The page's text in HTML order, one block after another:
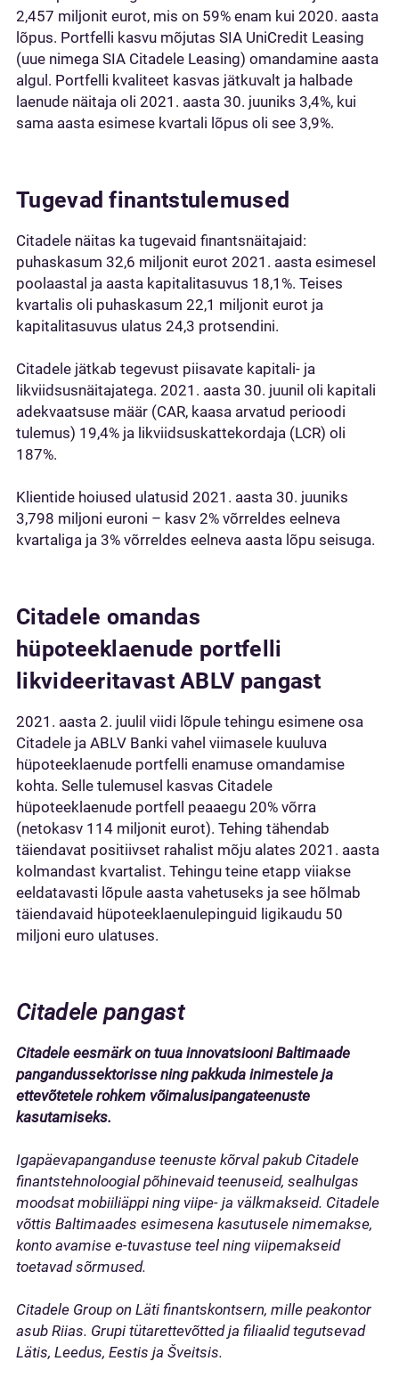
2,457 miljonit eurot, mis on 59% enam kui 2020. aasta
lõpus. Portfelli kasvu mõjutas SIA UniCredit Leasing
(uue nimega SIA Citadele Leasing) omandamine aasta
algul. Portfelli kvaliteet kasvas jätkuvalt ja halbade
laenude näitaja oli 2021. aasta 30. juuniks 3,4%, kui
sama aasta esimese kvartali lõpus oli see 3,9%.
Tugevad finantstulemused
Citadele näitas ka tugevaid finantsnäitajaid:
puhaskasum 32,6 miljonit eurot 2021. aasta esimesel
poolaastal ja aasta kapitalitasuvus 18,1%. Teises
kvartalis oli puhaskasum 22,1 miljonit eurot ja
kapitalitasuvus ulatus 24,3 protsendini.
Citadele jätkab tegevust piisavate kapitali- ja
likviidsusnäitajatega. 2021. aasta 30. juunil oli kapitali
adekvaatsuse määr (CAR, kaasa arvatud perioodi
tulemus) 19,4% ja likviidsuskattekordaja (LCR) oli
187%.
Klientide hoiused ulatusid 2021. aasta 30. juuniks
3,798 miljoni euroni – kasv 2% võrreldes eelneva
kvartaliga ja 3% võrreldes eelneva aasta lõpu seisuga.
Citadele omandas
hüpoteeklaenude portfelli
likvideeritavast ABLV pangast
2021. aasta 2. juulil viidi lõpule tehingu esimene osa
Citadele ja ABLV Banki vahel viimasele kuuluva
hüpoteeklaenude portfelli enamuse omandamise
kohta. Selle tulemusel kasvas Citadele
hüpoteeklaenude portfell peaaegu 20% võrra
(netokasv 114 miljonit eurot). Tehing tähendab
täiendavat positiivset rahalist mõju alates 2021. aasta
kolmandast kvartalist. Tehingu teine etapp viiakse
eeldatavasti lõpule aasta vahetuseks ja see hõlmab
täiendavaid hüpoteeklaenulepinguid ligikaudu 50
miljoni euro ulatuses.
Citadele pangast
Citadele eesmärk on tuua innovatsiooni Baltimaade
pangandussektorisse ning pakkuda inimestele ja
ettevõtetele rohkem võimalusipangateenuste
kasutamiseks.
Igapäevapanganduse teenuste kõrval pakub Citadele
finantstehnoloogial põhinevaidteenuseid, sealhulgas
moodsat mobiiliäppi ning viipe- ja välkmakseid. Citadele
võttis Baltimaades esimesena kasutusele nimemakse,
konto avamise e-tuvastuse teel ning viipemakseid
toetavad sõrmused.
Citadele Group on Läti finantskontsern, mille peakontor
asub Riias. Grupi tütarettevõtted ja filiaalid tegutsevad
Lätis, Leedus, Eestis ja Šveitsis.